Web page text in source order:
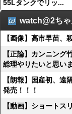
55Lタンクでリッ...
watch@2ちゃ
【画像】高市早苗
【正論】カンニン
総理やりたいと思い
【朗報】国産初、
発売！！！
【動画】ショートス